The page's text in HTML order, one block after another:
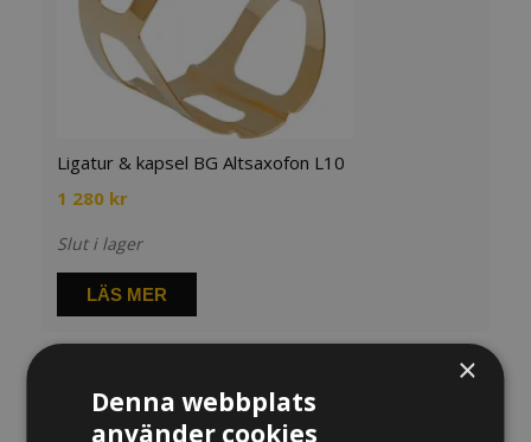
Ligatur & kapsel BG Altsaxofon L10
1 280 kr
Slut i lager
LÄS MER
×
Denna webbplats
använder cookies